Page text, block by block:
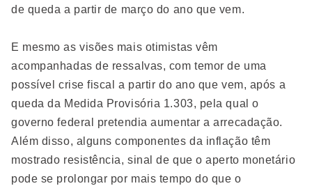
de queda a partir de março do ano que vem.
E mesmo as visões mais otimistas vêm
acompanhadas de ressalvas, com temor de uma
possível crise fiscal a partir do ano que vem, após a
queda da Medida Provisória 1.303, pela qual o
governo federal pretendia aumentar a arrecadação.
Além disso, alguns componentes da inflação têm
mostrado resistência, sinal de que o aperto monetário
pode se prolongar por mais tempo do que o